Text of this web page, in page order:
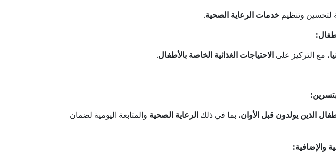
لتحسين وتنظيم خدمات الرعاية الصحية.
، مع التركيز على الاحتياجات الغذائية الخاصة بالأطفال.
الذين يولدون قبل الأوان، بما في ذلك الرعاية الصحية والمتابعة اليومية لضمان
والإضافية: